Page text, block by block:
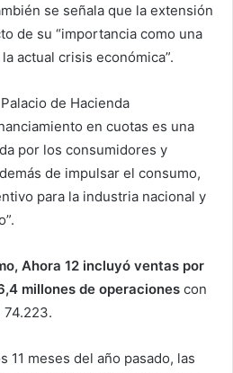
se señala que la extensión
de su “importancia como una
actual crisis económica”.
de Hacienda
en cuotas es una
por los consumidores y
de impulsar el consumo,
para la industria nacional y
Ahora 12 incluyó ventas por
millones de operaciones con
11 meses del año pasado, las